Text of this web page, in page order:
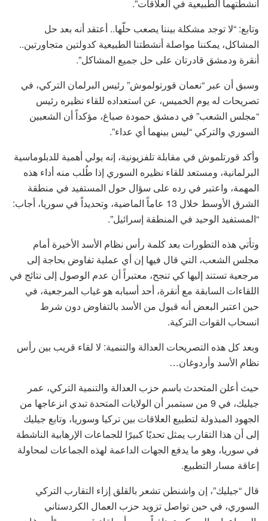
أنشطتهما الطبيعية في العلاقات”.
وتابع: “لا توجد مشكلة بيننا يصعب حلّها.. أعتقد أنه بعد حل
المشاكل، يمكننا مواصلة أنشطتنا الطبيعية كدولتين متجاورتين..
أنقرة ودمشق قادرتان على حل جميع المشاكل”.
وسبق أن عبر “نعمان قورتولموش” رئيس البرلمان التركي، في
تصريحات له يوم الخميس، عن استعداده للقاء نظيره رئيس
“مجلس الشعب” في دمشق حمودة صباغ، مؤكداً أن الشعبين
السوري والتركي “ليس بينهما أي عداء”.
وأكد قورتلموش في مقابلة تلفزيونية، إنه يولي أهمية للدبلوماسية
البرلمانية، ومستعد للقاء نظيره السوري إذا طُلب منه أداء هذه
المهمة، واعتبر في رده على سؤال حول المستفيد في منطقة
الشرق الأوسط خلال 13 عاماً الماضية، وتحديداً في سوريا، أجاب:
“المستفيد الوحيد في المنطقة إسرائيل”.
وتأتي هذه التطورات بعد كلمة رأس نظام الأسد الأخيرة أمام
مجلس الشعب، التي قال فيها إن أي عملية تفاوض بحاجة إلى
مرجعية تستند إليها كي تنجح، معتبراً أن عدم الوصول إلى نتائج في
اللقاءات السابقة مع أنقرة، أحد أسبابه هو غياب المرجعية، في
حين اعتبر البعض أنه قبول من الأسد بالتفاوض دون شرط
انسحاب القوات التركية.
وبعد كل هذه التصريحات العدالة والتنمية: لا لقاء قريب بين رأس
نظام الأسد وأردوغان…
حيث أعلن المتحدث باسم حزب العدالة والتنمية التركي، عمر
جيليك، في 9 من سبتمبر أن الولايات المتحدة تبدي انزعاجها من
الجهود المبذولة لتطبيع العلاقات بين تركيا وسوريا، وتابع جيليك
إلى أن هذا التقارب يمثل تحديًا كبيرًا للجماعات الإرهابية الناشطة
في سوريا، وهو ما يدفع الجهات الداعمة لهذه الجماعات لمحاولة
إعاقة مسار التطبيع.
قال “جيليك”، إن واشنطن تشعر بالقلق إزاء التقارب التركي
السوري، في حين تواصل تزويد حزب العمال الكردستاني